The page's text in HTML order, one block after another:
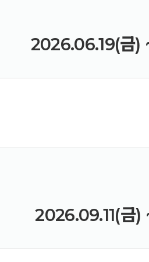
2026.06.19(금)
2026.09.11(금)